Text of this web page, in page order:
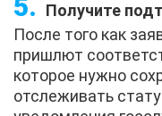
Получите
После того как
пришлют
которое нужно
отслеживать